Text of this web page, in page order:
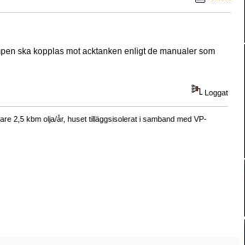
ska kopplas mot acktanken enligt de manualer som
Loggat
2,5 kbm olja/år, huset tilläggsisolerat i samband med VP-